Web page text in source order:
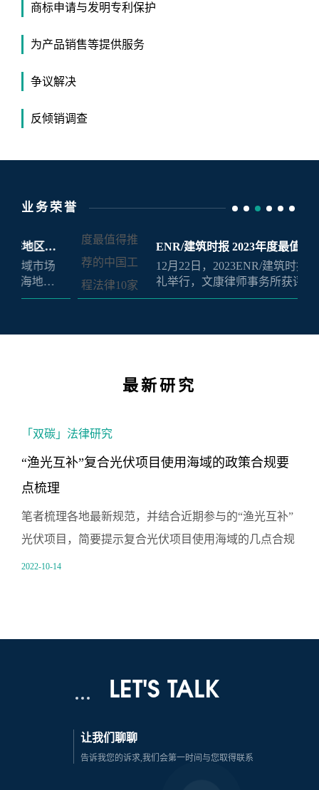
商标申请与发明专利保护
为产品销售等提供服务
争议解决
反倾销调查
业务荣誉
ENR/建筑时报 2023年度最值得推荐的
中国工程法律10家专业律师事务所
12月22日，2023ENR/建筑时报颁奖典
礼举行，文康律师事务所获评“最值得
推荐的中国工程法律10家专业律师事
最新研究
「双碳」法律研究
“渔光互补”复合光伏项目使用海域的政策合规要
点梳理
笔者梳理各地最新规范，并结合近期参与的“渔光互补”
光伏项目，简要提示复合光伏项目使用海域的几点合规
要求，以供参考。
2022-10-14
LET'S TALK
让我们聊聊
告诉我您的诉求,我们会第一时间与您取得联系